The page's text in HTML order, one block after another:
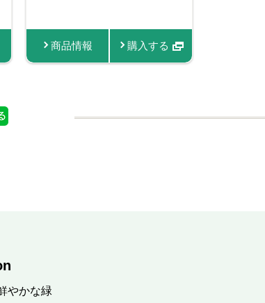
商品情報
商品情報
商品情報 購入する
やかな緑